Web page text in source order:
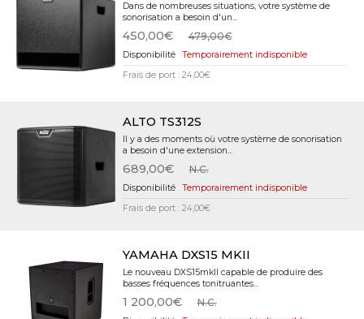
Dans de nombreuses situations, votre système de
sonorisation a besoin d'un...
450,00€ 479,00€
Temporairement indisponible
Frais de port : 24,00€
ALTO TS312S
Il y a des moments où votre système de sonorisation
a besoin d'une extension...
689,00€ N.C.
Temporairement indisponible
Frais de port : 24,00€
YAMAHA DXS15 MKII
Le nouveau DXS15mkII capable de produire des
basses fréquences tonitruantes...
1 200,00€ N.C.